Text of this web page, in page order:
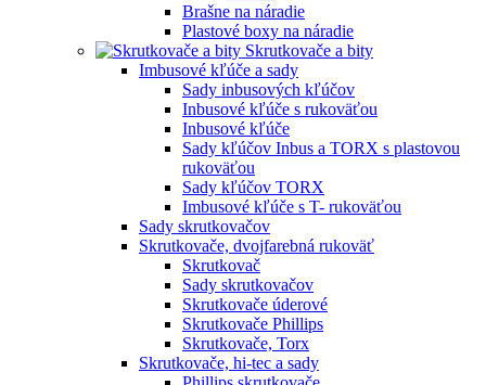
Brašne na náradie
Plastové boxy na náradie
Skrutkovače a bity
Imbusové kľúče a sady
Sady inbusových kľúčov
Inbusové kľúče s rukoväťou
Inbusové kľúče
Sady kľúčov Inbus a TORX s plastovou
rukoväťou
Sady kľúčov TORX
Imbusové kľúče s T- rukoväťou
Sady skrutkovačov
Skrutkovače, dvojfarebná rukoväť
Skrutkovač
Sady skrutkovačov
Skrutkovače úderové
Skrutkovače Phillips
Skrutkovače, Torx
Skrutkovače, hi-tec a sady